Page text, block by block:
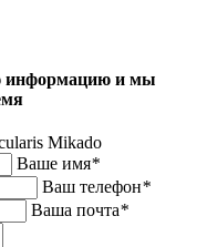
информацию и мы
Mikado
Ваше имя*
Ваш телефон*
Ваша почта*